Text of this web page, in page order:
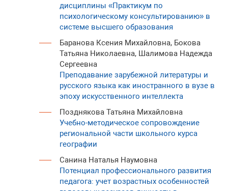
дисциплины «Практикум по
психологическому консультированию» в
системе высшего образования
Баранова Ксения Михайловна, Бокова
Татьяна Николаевна, Шалимова Надежда
Сергеевна
Преподавание зарубежной литературы и
русского языка как иностранного в вузе в
эпоху искусственного интеллекта
Позднякова Татьяна Михайловна
Учебно-методическое сопровождение
региональной части школьного курса
географии
Санина Наталья Наумовна
Потенциал профессионального развития
педагога: учет возрастных особенностей